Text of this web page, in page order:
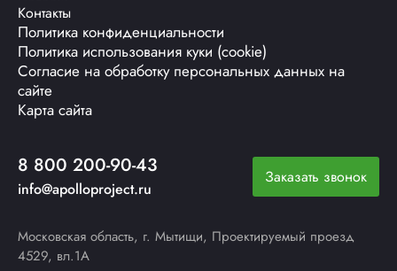
Контакты
Политика конфиденциальности
Политика использования куки (cookie)
Согласие на обработку персональных данных на
сайте
Карта сайта
8 800 200-90-43
info@apolloproject.ru
Заказать звонок
Московская область, г. Мытищи, Проектируемый проезд
4529, вл.1А